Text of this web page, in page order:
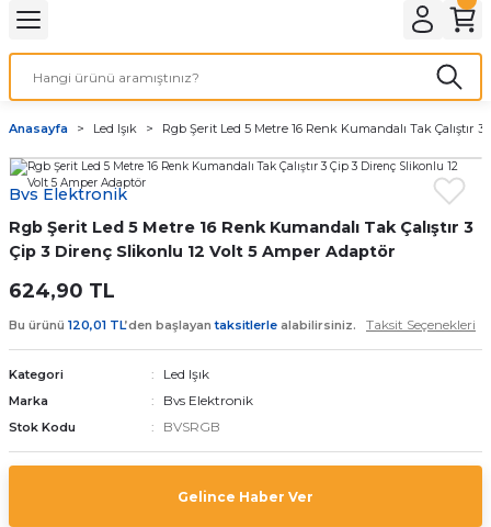
Anasayfa Led Işık Rgb Şerit Led 5 Metre 16 Renk Kumandalı Tak Çalıştır
Bvs Elektronik
Rgb Şerit Led 5 Metre 16 Renk Kumandalı Tak Çalıştır 3
Çip 3 Direnç Slikonlu 12 Volt 5 Amper Adaptör
624,90 TL
Bu ürünü 120,01 TL’den başlayantaksitlerle alabilirsiniz. Taksit Seçenekleri
Kategori Led Işık
Marka Bvs Elektronik
Stok Kodu BVSRGB
Gelince Haber Ver